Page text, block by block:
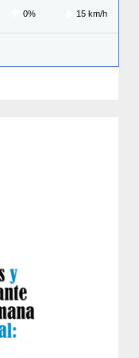
0% 15 km/h